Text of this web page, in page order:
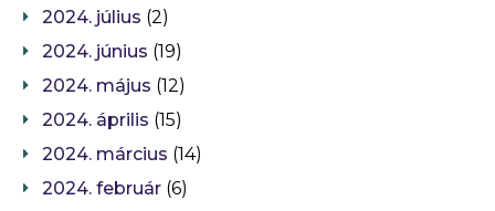
2024. július (2)
2024. június (19)
2024. május (12)
2024. április (15)
2024. március (14)
2024. február (6)